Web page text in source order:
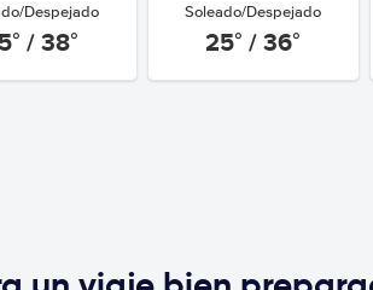
Despejado
/ 38°
Soleado/Despejado
25° / 36°